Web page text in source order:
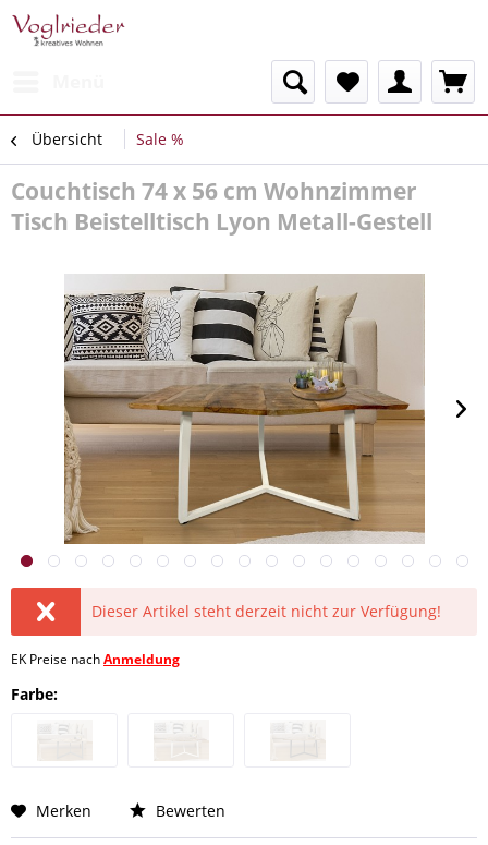
Übersicht Sale %
Couchtisch 74 x 56 cm Wohnzimmer
Tisch Beistelltisch Lyon Metall-Gestell
Dieser Artikel steht derzeit nicht zur Verfügung!
EK Preise nachAnmeldung
Farbe:
Merken Bewerten